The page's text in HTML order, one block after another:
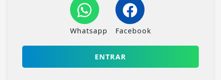
Whatsapp Facebook
ENTRAR